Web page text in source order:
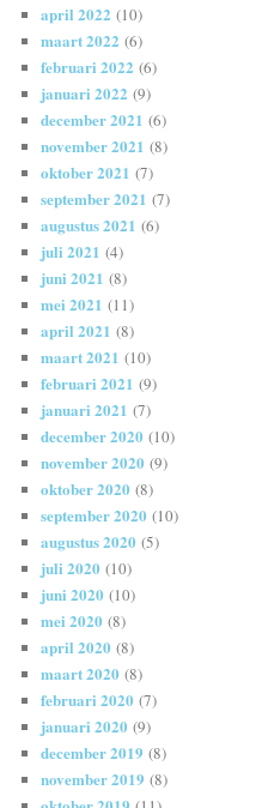
april 2022 (10)
maart 2022 (6)
februari 2022 (6)
januari 2022 (9)
december 2021 (6)
november 2021 (8)
oktober 2021 (7)
september 2021 (7)
augustus 2021 (6)
juli 2021 (4)
juni 2021 (8)
mei 2021 (11)
april 2021 (8)
maart 2021 (10)
februari 2021 (9)
januari 2021 (7)
december 2020 (10)
november 2020 (9)
oktober 2020 (8)
september 2020 (10)
augustus 2020 (5)
juli 2020 (10)
juni 2020 (10)
mei 2020 (8)
april 2020 (8)
maart 2020 (8)
februari 2020 (7)
januari 2020 (9)
december 2019 (8)
november 2019 (8)